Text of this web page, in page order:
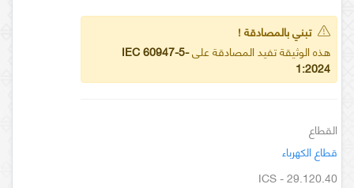
تبني بالمصادقة !
هذه الوثيقة تفيد المصادقة علىIEC 60947-5-
1:2024
القطاع
قطاع الكهرباء
ICS - 29.120.40